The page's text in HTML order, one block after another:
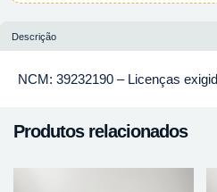
Descrição
NCM: 39232190 – Licenças
Produtos relacionados